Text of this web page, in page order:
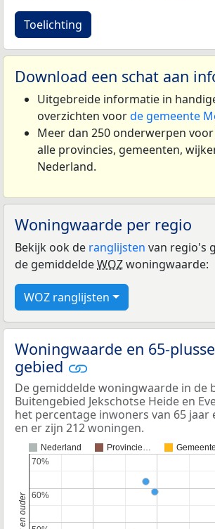
Toelichting
Download een schat aan
Uitgebreide informatie in
overzichten voorde gemeente
Meer dan 250 onderwerpen voor
alle provincies, gemeenten,
Nederland.
Woningwaarde per regio
Bekijk ook de ranglijsten van regio's
de gemiddeldeWOZwoningwaarde:
WOZ ranglijsten
Woningwaarde en 65-
gebied
De gemiddelde woningwaarde in de
Buitengebied Jekschotse Heide en
het percentage inwoners van 65 jaar
en er zijn 212 woningen.
Nederland Provincie…
60%
60%
70%
70%